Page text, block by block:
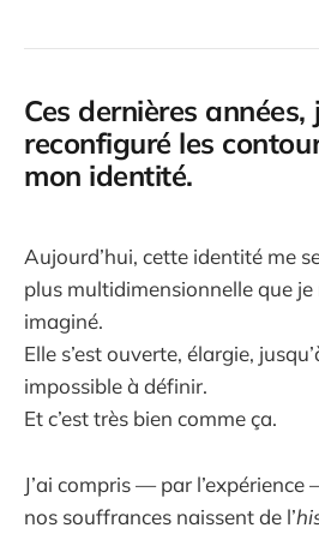
Ces dernières années,
reconfiguré les
mon identité.
Aujourd’hui, cette identité me
plus multidimensionnelle que je
imaginé.
Elle s’est ouverte, élargie,
impossible à définir.
Et c’est très bien comme ça.
J’ai compris — par
nos souffrances naissent de l’